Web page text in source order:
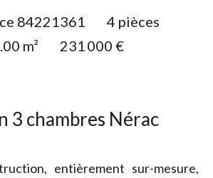
84221361
4 pièces
m² 231 000 €
3 chambres Nérac
entièrement sur-mesure,